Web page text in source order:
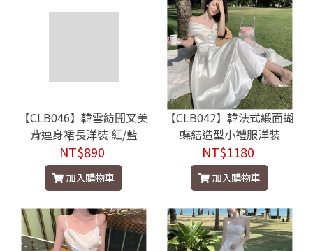
【CLB046】韓雪紡開叉美
背連身裙長洋裝 紅/藍
NT$890
加入購物車
【CLB042】韓法式緞面蝴
蝶結造型小禮服洋裝
NT$1180
加入購物車